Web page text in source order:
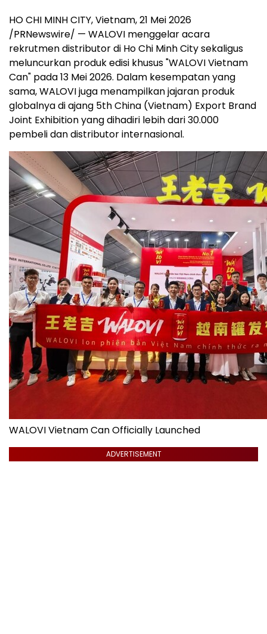
HO CHI MINH CITY, Vietnam, 21 Mei 2026
/PRNewswire/ — WALOVI menggelar acara
rekrutmen distributor di Ho Chi Minh City sekaligus
meluncurkan produk edisi khusus "WALOVI Vietnam
Can" pada 13 Mei 2026. Dalam kesempatan yang
sama, WALOVI juga menampilkan jajaran produk
globalnya di ajang 5th China (Vietnam) Export Brand
Joint Exhibition yang dihadiri lebih dari 30.000
pembeli dan distributor internasional.
WALOVI Vietnam Can Officially Launched
ADVERTISEMENT